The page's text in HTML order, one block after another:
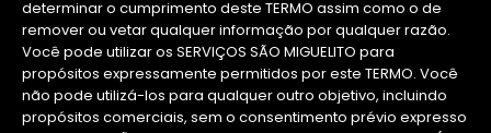
determinar o cumprimento deste TERMO assim como o de
remover ou vetar qualquer informação por qualquer razão.
Você pode utilizar os SERVIÇOS SÃO MIGUELITO para
propósitos expressamente permitidos por este TERMO. Você
não pode utilizá-los para qualquer outro objetivo, incluindo
propósitos comerciais, sem o consentimento prévio expresso